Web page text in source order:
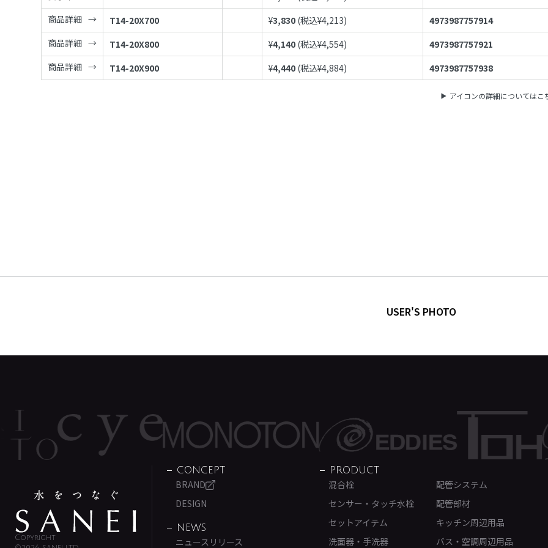
商品詳細
T14-20X700 ¥3,830 (税込¥4,213)
4973987757914
商品詳細
T14-20X800 ¥4,140 (税込¥4,554)
4973987757921
商品詳細
T14-20X900 ¥4,440 (税込¥4,884) 4973987757938
アイコンの詳細についてはこ
USER'S PHOTO
Copyright
CONCEPT
BRAND
DESIGN
NEWS
ニュースリリース
PRODUCT
混合栓
センサー・タッチ水栓
セットアイテム
洗面器・手洗器
配管システム
配管部材
キッチン周辺用品
バス・空調周辺用品